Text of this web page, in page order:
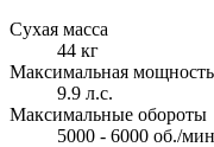
Сухая масса
44 кг
Максимальная мощность
9.9 л.с.
Максимальные обороты
5000 - 6000 об./мин